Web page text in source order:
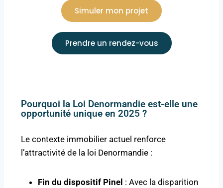
Simuler mon projet
Prendre un rendez-vous
Pourquoi la Loi Denormandie est-elle une
opportunité unique en 2025 ?
Le contexte immobilier actuel renforce
l’attractivité de la loi Denormandie :
Fin du dispositif Pinel : Avec la disparition